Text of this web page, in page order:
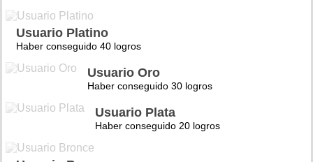
Usuario Platino
Haber conseguido 40 logros
Usuario Oro
Haber conseguido 30 logros
Usuario Plata
Haber conseguido 20 logros